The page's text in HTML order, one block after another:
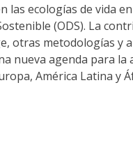
ecologías de vida
(ODS). La
otras metodologías y
nueva agenda para la
América Latina y